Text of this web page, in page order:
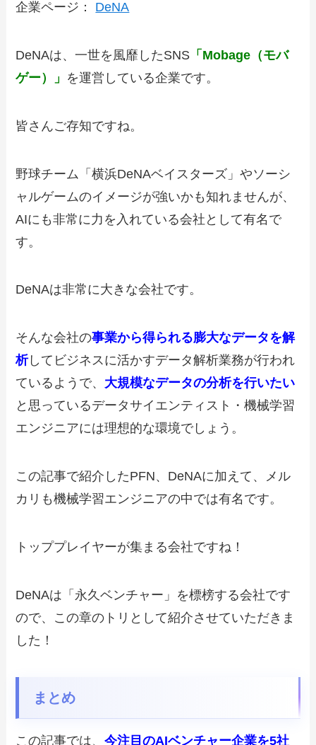
企業ページ： DeNA
DeNAは、一世を風靡したSNS 「Mobage（モバ
ゲー）」 を運営している企業です。
皆さんご存知ですね。
野球チーム「横浜DeNAベイスターズ」やソーシ
ャルゲームのイメージが強いかも知れませんが、
AIにも非常に力を入れている会社として有名で
す。
DeNAは非常に大きな会社です。
そんな会社の事業から得られる膨大なデータを解
析してビジネスに活かすデータ解析業務が行われ
ているようで、 大規模なデータの分析を行いたい
と思っているデータサイエンティスト・機械学習
エンジニアには理想的な環境でしょう。
この記事で紹介したPFN、DeNAに加えて、メル
カリも機械学習エンジニアの中では有名です。
トッププレイヤーが集まる会社ですね！
DeNAは「永久ベンチャー」を標榜する会社です
ので、この章のトリとして紹介させていただきま
した！
まとめ
この記事では、今注目のAIベンチャー企業を5社